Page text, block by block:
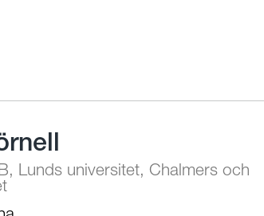
Lunds universitet, Chalmers och